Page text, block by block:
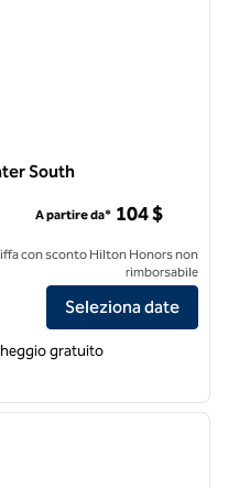
South
Inn Denver Tech
A partire da* 104 $
con sconto Hilton Honors non
rimborsabile
Seleziona date
gratuito